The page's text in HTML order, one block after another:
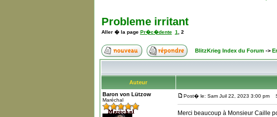
Probleme irritant
Aller � la page Pr�c�dente 1 2
BlitzKrieg Index du Forum->
Auteur
Baron von Lützow
Maréchal
Post� le: Sam Juil 22, 2023 3:00 pm
Merci beaucoup à Monsieur Caille